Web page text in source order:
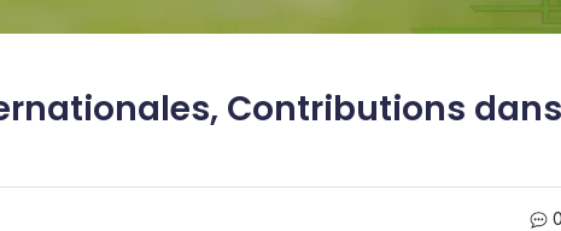
Contributions dans
0